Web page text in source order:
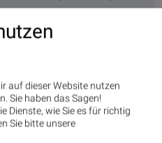
AG, Rosenbauer
Austria, UBM,SAP,Henkel
Care,BASF,Deutsche Boerse
TRUCK HLD... ,Rheinmetall
auf dieser Website nutzen
Sie haben das Sagen!
Dienste, wie Sie es für richtig
Sie bitte unsere